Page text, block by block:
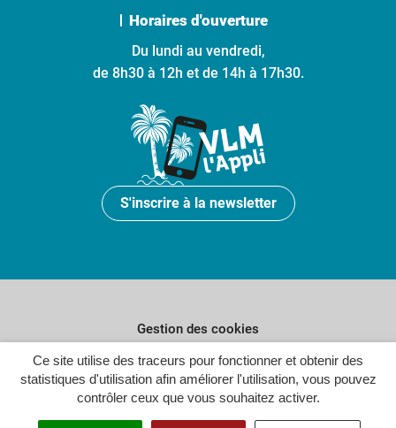
Ce site utilise des traceurs pour fonctionner et obtenir des
statistiques d'utilisation afin améliorer l'utilisation, vous pouvez
contrôler ceux que vous souhaitez activer.
Horaires d'ouverture
Du lundi au vendredi,
de 8h30 à 12h et de 14h à 17h30.
S'inscrire à la newsletter
Gestion des cookies
Plan du site
Politique de confidentialité
Crédits